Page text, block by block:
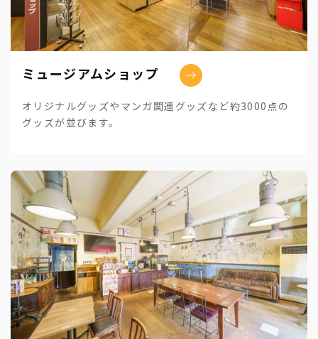
ミュージアムショップ
オリジナルグッズやマンガ関連グッズなど約3000点の
グッズが並びます。